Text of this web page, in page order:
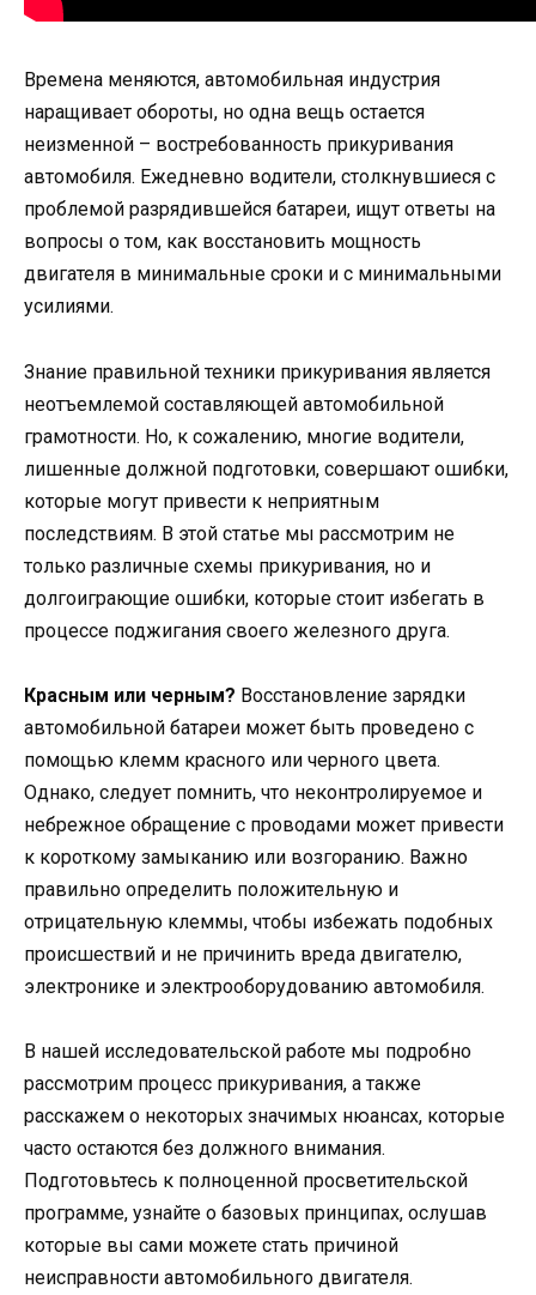
Времена меняются, автомобильная индустрия
наращивает обороты, но одна вещь остается
неизменной – востребованность прикуривания
автомобиля. Ежедневно водители, столкнувшиеся с
проблемой разрядившейся батареи, ищут ответы на
вопросы о том, как восстановить мощность
двигателя в минимальные сроки и с минимальными
усилиями.
Знание правильной техники прикуривания является
неотъемлемой составляющей автомобильной
грамотности. Но, к сожалению, многие водители,
лишенные должной подготовки, совершают ошибки,
которые могут привести к неприятным
последствиям. В этой статье мы рассмотрим не
только различные схемы прикуривания, но и
долгоиграющие ошибки, которые стоит избегать в
процессе поджигания своего железного друга.
Красным или черным? Восстановление зарядки
автомобильной батареи может быть проведено с
помощью клемм красного или черного цвета.
Однако, следует помнить, что неконтролируемое и
небрежное обращение с проводами может привести
к короткому замыканию или возгоранию. Важно
правильно определить положительную и
отрицательную клеммы, чтобы избежать подобных
происшествий и не причинить вреда двигателю,
электронике и электрооборудованию автомобиля.
В нашей исследовательской работе мы подробно
рассмотрим процесс прикуривания, а также
расскажем о некоторых значимых нюансах, которые
часто остаются без должного внимания.
Подготовьтесь к полноценной просветительской
программе, узнайте о базовых принципах, ослушав
которые вы сами можете стать причиной
неисправности автомобильного двигателя.